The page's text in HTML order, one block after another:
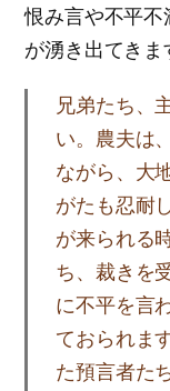
恨み言や不平
が湧き出てきま
兄弟たち、
い。農夫は
ながら、大
がたも忍耐
が来られる
ち、裁きを
に不平を言
ておられま
た預言者た